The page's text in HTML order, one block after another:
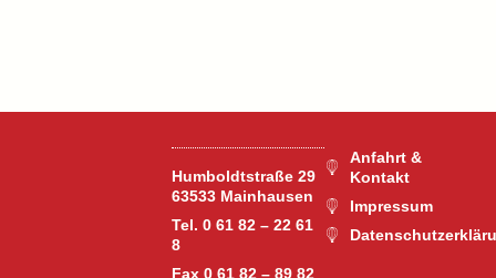
Humboldtstraße 29
63533 Mainhausen
Tel. 0 61 82 – 22 61
8
Fax 0 61 82 – 89 82
Anfahrt &
Kontakt
Impressum